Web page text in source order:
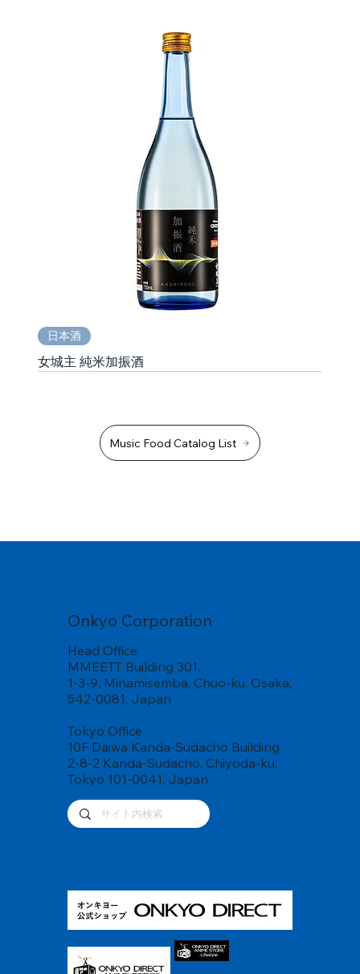
日本酒
女城主 純米加振酒
日本酒
山丹正宗 STRADIVARIUS BREW
日本酒
大納川天花 音響加振酒 純米吟醸生原酒
芋焼酎
京都限定 『紫芋焼酎 かんこはやし 祇園ばや
日本酒
飛騨杜氏 誠治の魂唄（うた）～醸造家の魂が宿
日本酒
聚楽第 京乃響 2025 音楽振動熟成
日本酒
山丹正宗 Jazz Brew Live!
発泡酒
ホ。BEER そして今日
日本酒
歓喜光 純米原酒 「第９」音楽振動熟成
日本酒
音彩酒 "結音"
日本酒
北雪 純米大吟醸
日本酒
勲碧辛口純米 夢吟香｢加振酒｣
日本酒
勲碧辛口純米 夢吟香｢加振酒｣無濾過生原酒
発泡酒
ホ。BEER 大問題
日本酒
蒼天伝 純米大吟醸 音響加振酒 蒼の音（BLUE
発泡酒
『スタンドマイヒーローズ』音楽加振熟成クラフ
Music Food Catalog List
Onkyo Corporation
Head Office
MMEETT Building 301,
1-3-9, Minamisemba, Chuo-ku, Osaka,
542-0081, Japan
Tokyo Office
10F Daiwa Kanda-Sudacho Building
2-8-2 Kanda-Sudacho, Chiyoda-ku,
Tokyo 101-0041, Japan